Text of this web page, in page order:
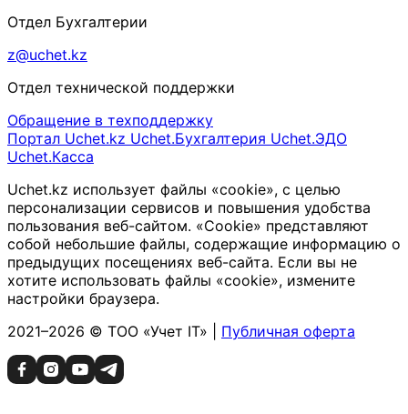
Отдел Бухгалтерии
z@uchet.kz
Отдел технической поддержки
Обращение в техподдержку
Портал Uchet.kz Uchet.Бухгалтерия Uchet.ЭДО
Uchet.Касса
Uchet.kz использует файлы «cookie», с целью
персонализации сервисов и повышения удобства
пользования веб-сайтом. «Cookie» представляют
собой небольшие файлы, содержащие информацию о
предыдущих посещениях веб-сайта. Если вы не
хотите использовать файлы «cookie», измените
настройки браузера.
2021–2026 © ТОО «Учет IT» | Публичная оферта